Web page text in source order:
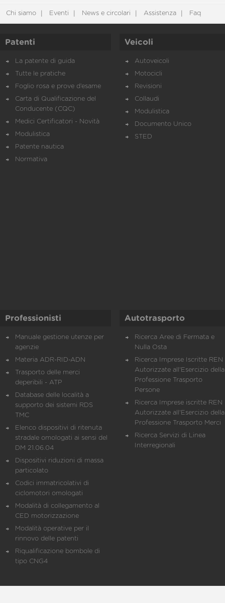
Chi siamo Eventi News e circolari Assistenza Faq
Patenti
La patente di guida
Tutte le pratiche
Foglio rosa e prove d’esame
Carta di Qualificazione del
Conducente (CQC)
Medici Certificatori - Novità
Modulistica
Patente nautica
Normativa
Veicoli
Autoveicoli
Motocicli
Revisioni
Collaudi
Modulistica
Documento Unico
STED
Professionisti
Manuale gestione utenze per
agenzie
Materia ADR-RID-ADN
Trasporto delle merci
deperibili - ATP
Database delle località a
supporto dei sistemi RDS
TMC
Elenco dispositivi di ritenuta
stradale omologati ai sensi del
DM 21.06.04
Dispositivi riduzioni di massa
particolato
Codici immatricolativi di
ciclomotori omologati
Modalità di collegamento al
CED motorizzazione
Modalità operative per il
rinnovo delle patenti
Riqualificazione bombole di
tipo CNG4
Autotrasporto
Ricerca Aree di Fermata e
Nulla Osta
Ricerca Imprese Iscritte REN
Autorizzate all'Esercizio della
Professione Trasporto
Persone
Ricerca Imprese iscritte REN
Autorizzate all'Esercizio della
Professione Trasporto Merci
Ricerca Servizi di Linea
Interregionali